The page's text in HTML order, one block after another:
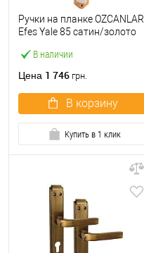
В наличии
Ручки на планке OZCANLAR
Efes Yale 85 сатин/золото
Цена 1 746 грн.
В корзину
Купить в 1 клик